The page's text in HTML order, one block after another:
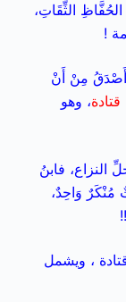
الثِّقَاتِ،
!
مِنْ أَنْ
، وهو
النزاع، فابنُ
مُنْكَرٌ وَاحِدٌ،
، ويشمل